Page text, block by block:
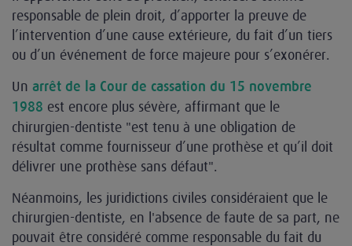
responsable de plein droit, d’apporter la preuve de
l’intervention d’une cause extérieure, du fait d’un tiers
ou d’un événement de force majeure pour s’exonérer.
Un arrêt de la Cour de cassation du 15 novembre
1988 est encore plus sévère, affirmant que le
chirurgien-dentiste "est tenu à une obligation de
résultat comme fournisseur d’une prothèse et qu’il doit
délivrer une prothèse sans défaut".
Néanmoins, les juridictions civiles considéraient que le
chirurgien-dentiste, en l'absence de faute de sa part, ne
pouvait être considéré comme responsable du fait du